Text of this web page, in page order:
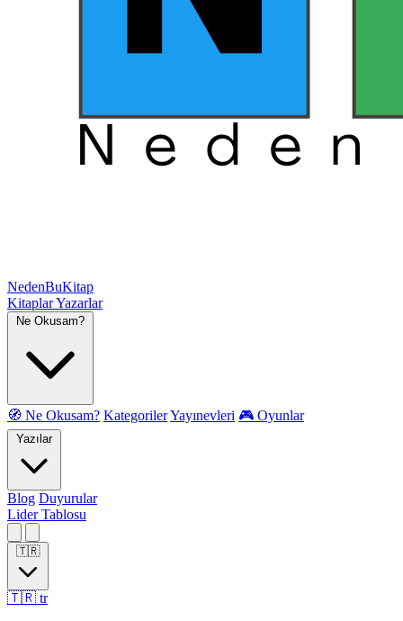
NedenBuKitap
KitaplarYazarlar
Ne Okusam?
🧭 Ne Okusam? KategorilerYayınevleri 🎮 Oyunlar
Yazılar
Blog Duyurular
Lider Tablosu
🇹🇷
🇹🇷 tr